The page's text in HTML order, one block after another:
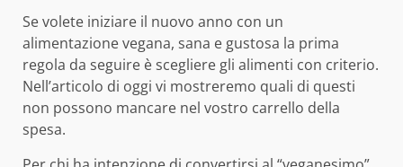
Se volete iniziare il nuovo anno con un
alimentazione vegana, sana e gustosa la prima
regola da seguire è scegliere gli alimenti con criterio.
Nell’articolo di oggi vi mostreremo quali di questi
non possono mancare nel vostro carrello della
spesa.